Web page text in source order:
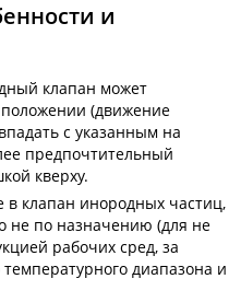
и
клапан может
(движение
с указанным на
предпочтительный
кверху.
в клапан инородных частиц,
не по назначению (для не
рабочих сред, за
диапазона и